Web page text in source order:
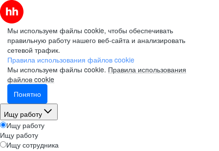
Мы используем файлы cookie, чтобы обеспечивать
правильную работу нашего веб-сайта и анализировать
сетевой трафик.
Правила использования файлов cookie
Мы используем файлы cookie. Правила использования
файлов cookie
Понятно
Ищу работу
Ищу работу
Ищу работу
Ищу сотрудника